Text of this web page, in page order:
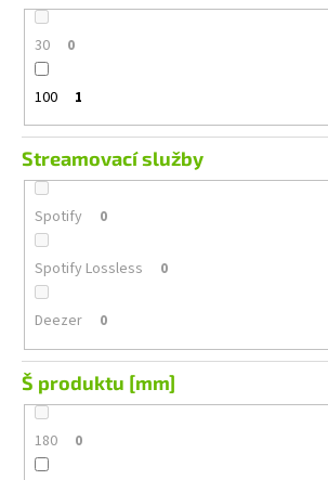
30 0
100 1
Streamovací služby
Spotify 0
Spotify Lossless 0
Deezer 0
Š produktu [mm]
180 0